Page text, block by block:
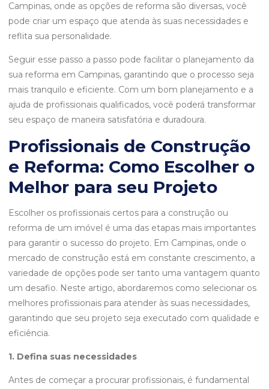
Campinas, onde as opções de reforma são diversas, você
pode criar um espaço que atenda às suas necessidades e
reflita sua personalidade.
Seguir esse passo a passo pode facilitar o planejamento da
sua reforma em Campinas, garantindo que o processo seja
mais tranquilo e eficiente. Com um bom planejamento e a
ajuda de profissionais qualificados, você poderá transformar
seu espaço de maneira satisfatória e duradoura.
Profissionais de Construção
e Reforma: Como Escolher o
Melhor para seu Projeto
Escolher os profissionais certos para a construção ou
reforma de um imóvel é uma das etapas mais importantes
para garantir o sucesso do projeto. Em Campinas, onde o
mercado de construção está em constante crescimento, a
variedade de opções pode ser tanto uma vantagem quanto
um desafio. Neste artigo, abordaremos como selecionar os
melhores profissionais para atender às suas necessidades,
garantindo que seu projeto seja executado com qualidade e
eficiência.
1. Defina suas necessidades
Antes de começar a procurar profissionais, é fundamental